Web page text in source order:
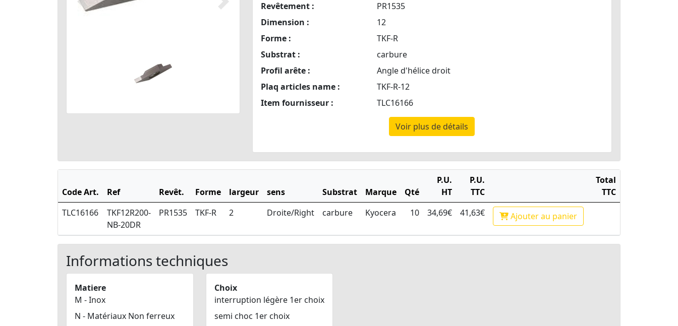
Précédent Suivant Revêtement :
PR1535
Dimension :
12
Forme :
TKF-R
Substrat :
carbure
Profil arête :
Angle d'hélice droit
Plaq articles name :
TKF-R-12
Item fournisseur :
TLC16166
Voir plus de détails
Code Art. Ref Revêt. Forme largeur sens Substrat Marque Qté
P.U.
HT
P.U.
TTC
Total
TTC
TLC16166
TKF12R200-
NB-20DR
PR1535 TKF-R 2 Droite/Right carbure Kyocera 10 34,69€ 41,63€ Ajouterau panier
Informations techniques
Matiere
M - Inox
N - Matériaux Non ferreux
Choix
interruption légère 1er choix
semi choc 1er choix